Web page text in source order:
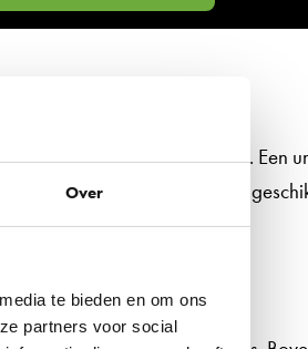
Over
te bieden en om ons
partners voor social
ondersteuning. Een
maakt de HAG bureaustoel
HAG?